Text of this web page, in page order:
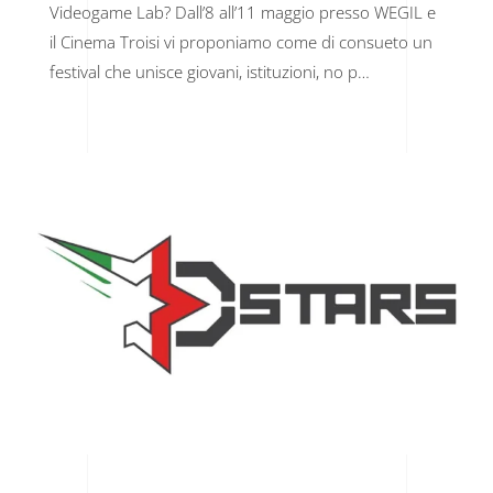
Videogame Lab? Dall’8 all’11 maggio presso WEGIL e
il Cinema Troisi vi proponiamo come di consueto un
festival che unisce giovani, istituzioni, no p…